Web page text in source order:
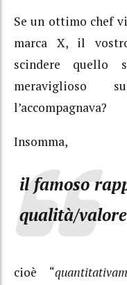
Se un ottimo chef
marca X, il
scindere quello
meraviglioso
l’accompagnava?
Insomma,
il famoso
qualità/
cioè “